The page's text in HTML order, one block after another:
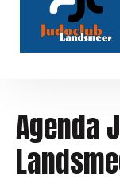
Agenda